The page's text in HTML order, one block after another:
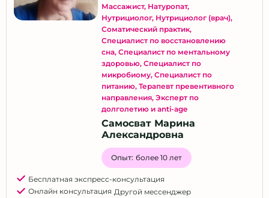
Массажист, Натуропат,
Нутрициолог, Нутрициолог (врач),
Соматический практик,
Специалист по восстановлению
сна, Специалист по ментальному
здоровью, Специалист по
микробиому, Специалист по
питанию, Терапевт превентивного
направления, Эксперт по
долголетию и anti-age
Самосват Марина
Александровна
Опыт: более 10 лет
Бесплатная экспресс-консультация
Онлайн консультация Другой мессенджер